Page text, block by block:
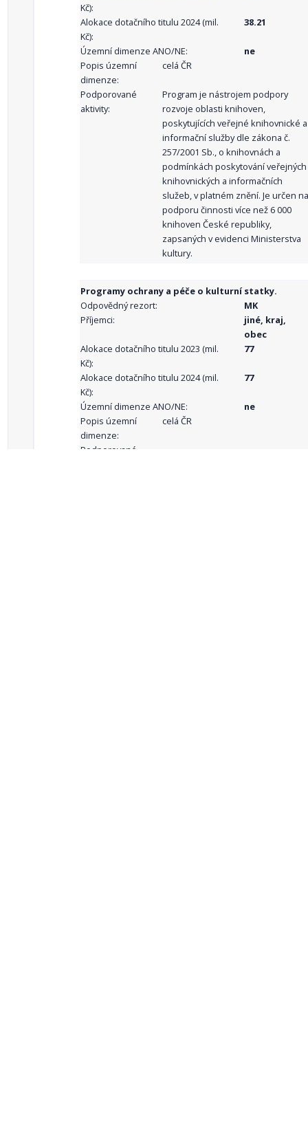
Kč):
Alokace dotačního titulu 2024 (mil.
Kč):
38.21
Územní dimenze ANO/NE:
ne
Popis územní
dimenze:
celá ČR
Podporované
aktivity:
Program je nástrojem podpory
rozvoje oblasti knihoven,
poskytujících veřejné knihovnické a
informační služby dle zákona č.
257/2001 Sb., o knihovnách a
podmínkách poskytování veřejných
knihovnických a informačních
služeb, v platném znění. Je určen na
podporu činnosti více než 6 000
knihoven České republiky,
zapsaných v evidenci Ministerstva
kultury.
Programy ochrany a péče o kulturní statky.
Odpovědný rezort:
MK
Příjemci:
jiné, kraj,
obec
Alokace dotačního titulu 2023 (mil.
Kč):
77
Alokace dotačního titulu 2024 (mil.
Kč):
77
Územní dimenze ANO/NE:
ne
Popis územní
dimenze:
celá ČR
Podporované